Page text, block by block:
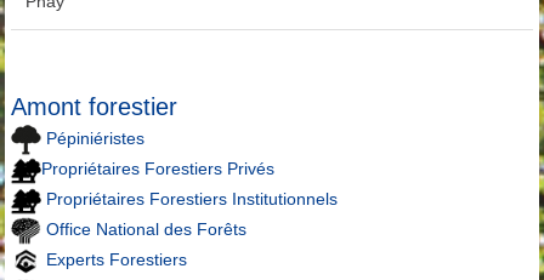
Amont forestier
Pépiniéristes
Propriétaires Forestiers Privés
Propriétaires Forestiers Institutionnels
Office National des Forêts
Experts Forestiers